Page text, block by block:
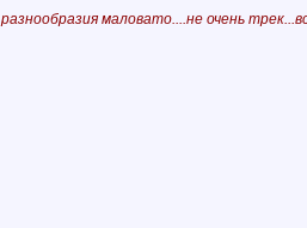
разнообразия маловато....не очень